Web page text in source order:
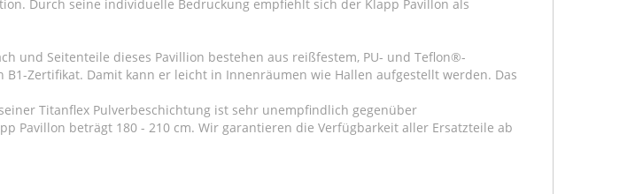
Durch seine individuelle Bedruckung empfiehlt sich der Klapp Pavillon als
und Seitenteile dieses Pavillion bestehen aus reißfestem, PU- und Teflon®-
Zertifikat. Damit kann er leicht in Innenräumen wie Hallen aufgestellt werden. Das
Titanflex Pulverbeschichtung ist sehr unempfindlich gegenüber
Pavillon beträgt 180 - 210 cm. Wir garantieren die Verfügbarkeit aller Ersatzteile ab